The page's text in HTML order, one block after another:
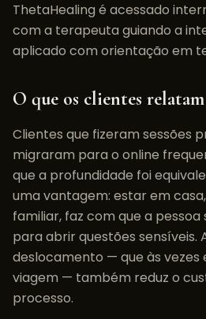
ThetaHealing é acessado
com a terapeuta guiando a
aplicado com orientação em
O que os clientes relatam
Clientes que fizeram sessões
migraram para o online
que a profundidade foi
uma vantagem: estar em
familiar, faz com que a pessoa
para abrir questões sensíveis.
deslocamento — que às vezes
viagem — também reduz o
processo.